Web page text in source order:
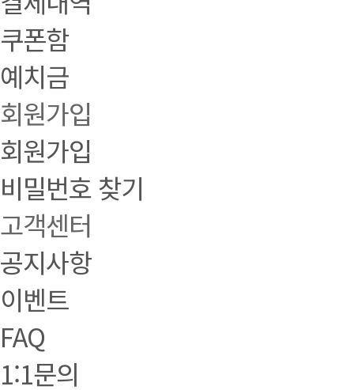
쿠폰함
예치금
회원가입
회원가입
비밀번호 찾기
고객센터
공지사항
이벤트
FAQ
1:1문의